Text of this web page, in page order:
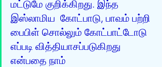
மட்டுமே குறிக்கிறது. இந்த
இஸ்லாமிய  கோட்பாடு, பாவம் பற்றி
பைபிள் சொல்லும் கோட்பாட்டோடு
எப்படி வித்தியாசப்படுகிறது
என்பதை நாம்